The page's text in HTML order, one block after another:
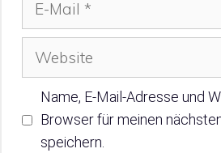
Name, E-Mail-Adresse und
Browser für meinen
speichern.